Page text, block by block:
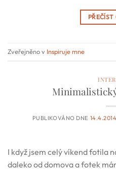
PŘEČÍST
Zveřejněno v Inspiruje mne
PUBLIKOVÁNO DNE 14.4.2014
I když jsem celý víkend fotila
daleko od domova a fotek